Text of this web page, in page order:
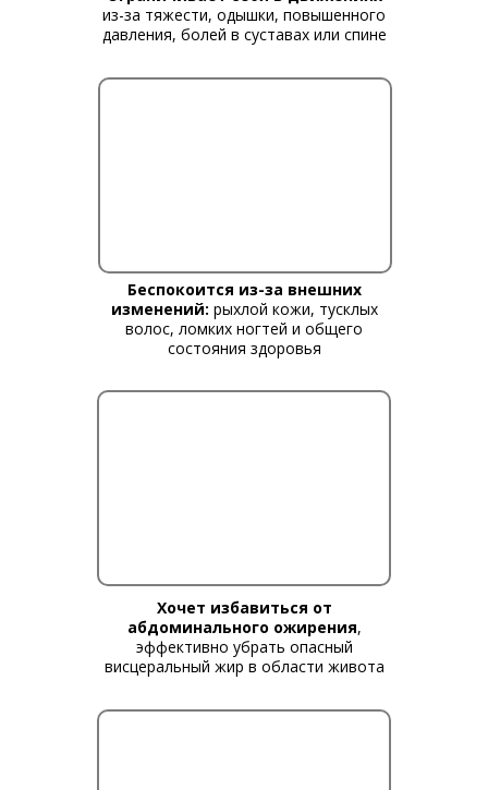
из-за тяжести, одышки, повышенного
давления, болей в суставах или спине
Беспокоится из-за внешних
изменений: рыхлой кожи, тусклых
волос, ломких ногтей и общего
состояния здоровья
Хочет избавиться от
абдоминального ожирения,
эффективно убрать опасный
висцеральный жир в области живота